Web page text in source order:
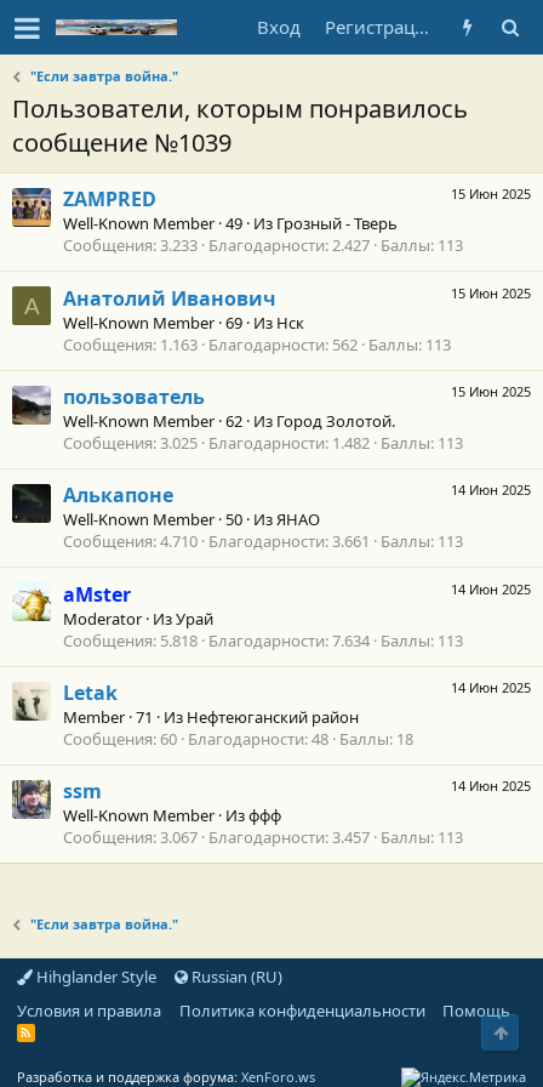
Вход Регистрация
"Если завтра война."
Пользователи, которым понравилось
сообщение №1039
15 Июн 2025
ZAMPRED
Well-Known Member ·49 · Из Грозный - Тверь
Сообщения 3.233 Благодарности 2.427 Баллы 113
А
15 Июн 2025
Анатолий Иванович
Well-Known Member ·69 · Из Нск
Сообщения 1.163 Благодарности 562 Баллы 113
15 Июн 2025
пользователь
Well-Known Member ·62 · Из Город Золотой.
Сообщения 3.025 Благодарности 1.482 Баллы 113
14 Июн 2025
Алькапоне
Well-Known Member ·50 · ИзЯНАО
Сообщения 4.710 Благодарности 3.661 Баллы 113
14 Июн 2025
aMster
Moderator · ИзУрай
Сообщения 5.818 Благодарности 7.634 Баллы 113
14 Июн 2025
Letak
Member ·71 · Из Нефтеюганский район
Сообщения 60 Благодарности 48 Баллы 18
14 Июн 2025
ssm
Well-Known Member · Изффф
Сообщения 3.067 Благодарности 3.457 Баллы 113
"Если завтра война."
Hihglander Style
Russian (RU)
Условия и правила
Политика конфиденциальности Помощь
R
Разработка и поддержка форума: XenForo.ws